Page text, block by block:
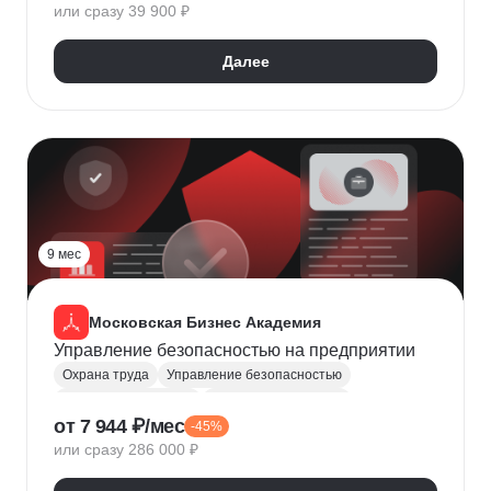
AutoCAD
Проектная документация
Сметное дело
или сразу 39 900 ₽
Далее
9 мес
Московская Бизнес Академия
Управление безопасностью на предприятии
Охрана труда
Управление безопасностью
Mini MBA
Защита интеллектуальной собственности
Юридические аспекты бизнеса
от 7 944 ₽/мес -45%
или сразу 286 000 ₽